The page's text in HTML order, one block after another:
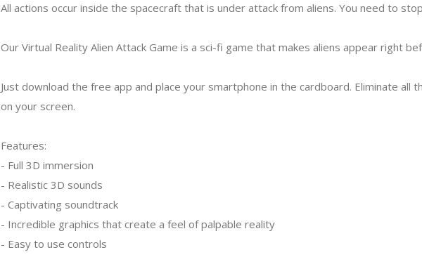
All actions occur inside the spacecraft that is under attack from aliens. You need to
Our Virtual Reality Alien Attack Game is a sci-fi game that makes aliens appear right
Just download the free app and place your smartphone in the cardboard. Eliminate all
on your screen.
Features:
- Full 3D immersion
- Realistic 3D sounds
- Captivating soundtrack
- Incredible graphics that create a feel of palpable reality
- Easy to use controls